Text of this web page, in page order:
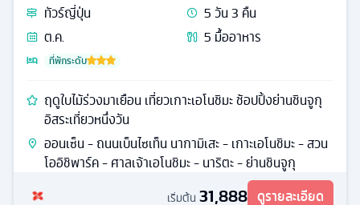
โตเกียว
ต.ค.
6มื้ออาหาร
ที่พักระดับ
กระเช้าลอยฟ้าฮาโกเนะ สวนโออิชิปาร์ค ช้อปปิ้งที่ชินจูกุ